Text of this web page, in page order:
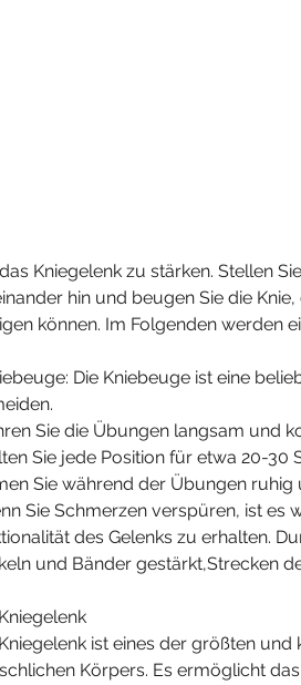
hin und beugen Sie die
können. Im Folgenden werden
Die Kniebeuge ist eine
Sie die Übungen langsam und
Sie jede Position für etwa 20-30
Sie während der Übungen ruhig
Sie Schmerzen verspüren, ist es
des Gelenks zu erhalten.
und Bänder gestärkt,Strecken
ist eines der größten
Körpers. Es ermöglicht